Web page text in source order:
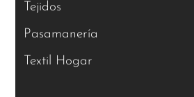
Tejidos
Pasamanería
Textil Hogar